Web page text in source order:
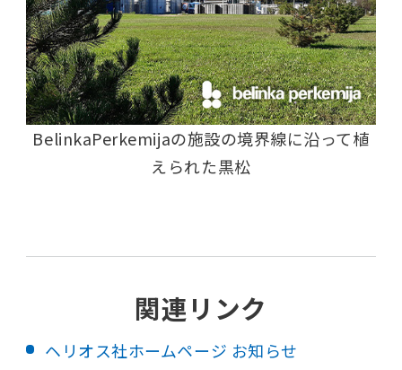
BelinkaPerkemijaの施設の境界線に沿って植
えられた黒松
関連リンク
ヘリオス社ホームページ お知らせ